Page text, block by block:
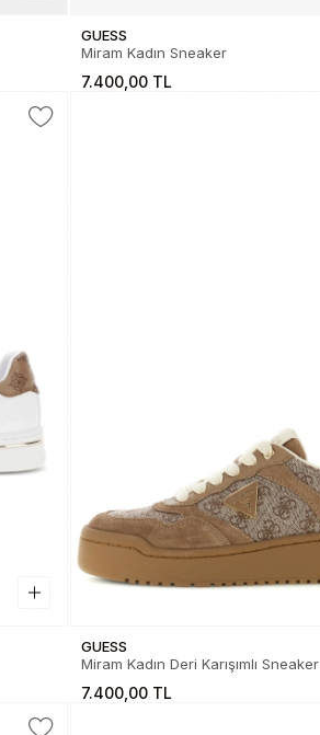
GUESS
Miram Kadın Sneaker
7.400,00 TL
GUESS
Miram Kadın Deri Karışımlı Sneaker
7.400,00 TL